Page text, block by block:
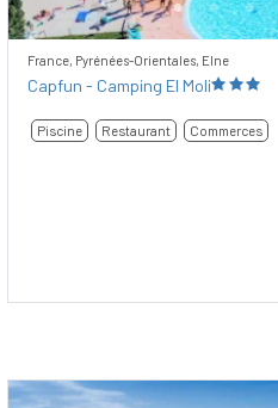
France, Pyrénées-Orientales, Elne
Capfun - Camping El Moli
Piscine Restaurant Commerces